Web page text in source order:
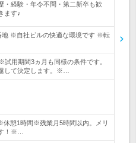
・経験・年令不問・第二新卒も歓
ます♪
地 ※自社ビルの快適な環境です ※転
用期間3ヵ月も同様の条件です。
して決定します。※…
憩1時間※残業月5時間以内。メリ
！※…